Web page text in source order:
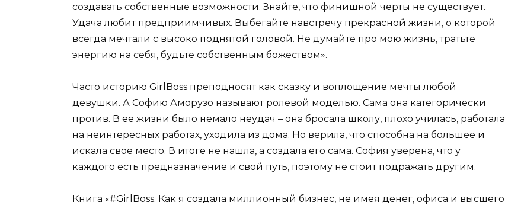
создавать собственные возможности. Знайте, что финишной черты не существует.
Удача любит предприимчивых. Выбегайте навстречу прекрасной жизни, о которой
всегда мечтали с высоко поднятой головой. Не думайте про мою жизнь, тратьте
энергию на себя, будьте собственным божеством».
Часто историю GirlBoss преподносят как сказку и воплощение мечты любой
девушки. А Софию Аморузо называют ролевой моделью. Сама она категорически
против. В ее жизни было немало неудач – она бросала школу, плохо училась, работала
на неинтересных работах, уходила из дома. Но верила, что способна на большее и
искала свое место. В итоге не нашла, а создала его сама. София уверена, что у
каждого есть предназначение и свой путь, поэтому не стоит подражать другим.
Книга «#GirlBoss. Как я создала миллионный бизнес, не имея денег, офиса и высшего